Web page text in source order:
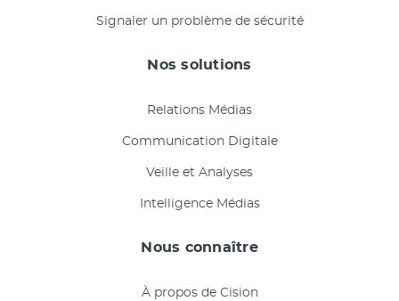
Signaler un problème de sécurité
Nos solutions
Relations Médias
Communication Digitale
Veille et Analyses
Intelligence Médias
Nous connaître
À propos de Cision